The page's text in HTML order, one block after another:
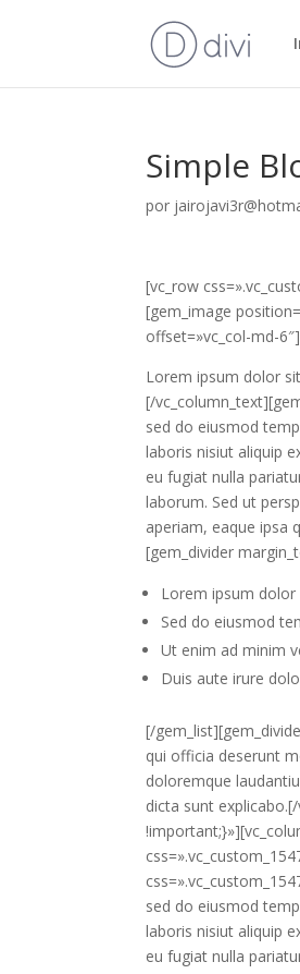
Simple
por
[vc_row
[gem_image
offset=»vc_col-md-
Lorem ipsum dolor
[/
sed do eiusmod
laboris nisiut aliquip
eu fugiat nulla
laborum. Sed ut
aperiam, eaque ipsa
[gem_divider
Lorem ipsum
Sed do eiusmod
Ut enim ad minim
Duis aute irure
[/
qui officia deserunt
doloremque
dicta sunt
sed do eiusmod
laboris nisiut aliquip
eu fugiat nulla